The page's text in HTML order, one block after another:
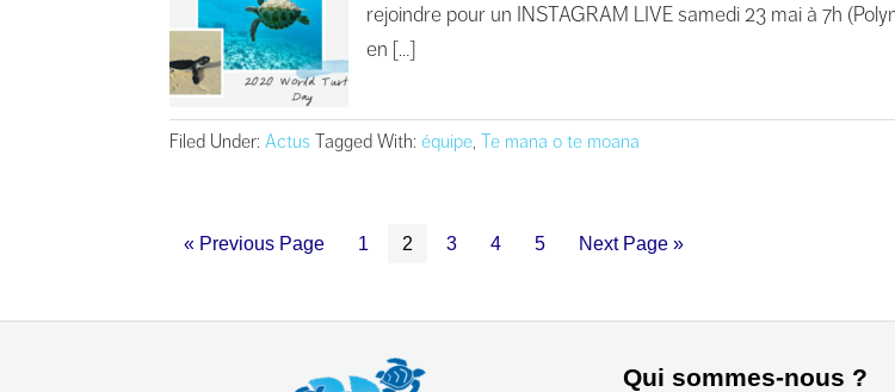
rejoindre pour un INSTAGRAM LIVE samedi 23 mai à 7h
en […]
Filed Under: Actus Tagged With: équipe, Te mana o te moana
« Previous Page 1 2 3 4 5 Next Page »
Qui sommes-nous ?